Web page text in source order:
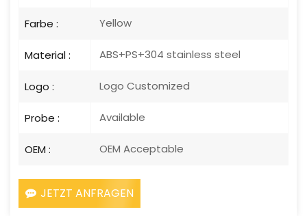
Farbe : Yellow
Material : ABS+PS+304 stainless steel
Logo : Logo Customized
Probe : Available
OEM : OEM Acceptable
JETZT ANFRAGEN